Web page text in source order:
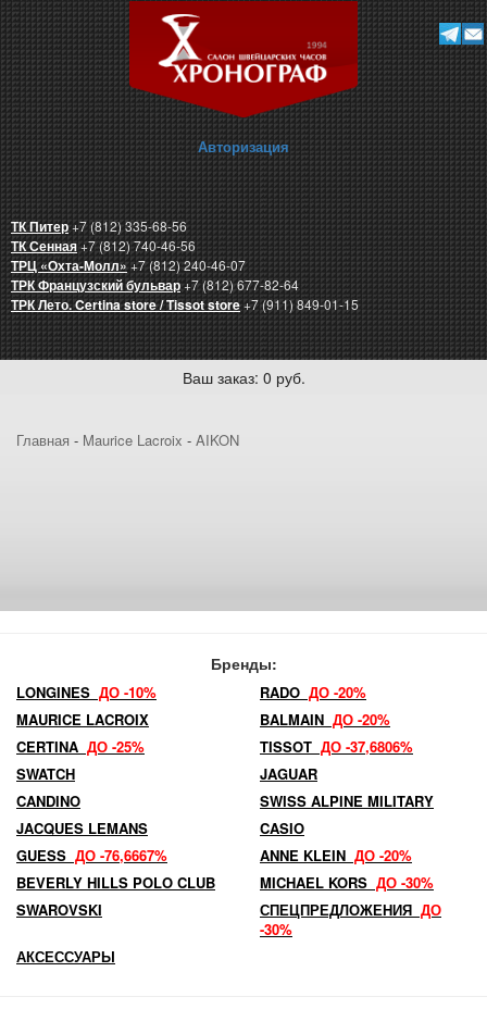
Авторизация
ТК Питер+7 (812) 335-68-56
ТК Сенная+7 (812) 740-46-56
ТРЦ «Охта-Молл»+7 (812) 240-46-07
ТРК Французский бульвар+7 (812) 677-82-64
ТРК Лето. Certina store / Tissot store+7 (911) 849-01-15
Ваш заказ: 0 руб.
Главная - Maurice Lacroix - AIKON
Бренды:
LONGINES ДО -10% RADO ДО -20%
MAURICE LACROIX
BALMAIN ДО -20%
CERTINA ДО -25% TISSOT ДО -37,6806%
SWATCH
JAGUAR
CANDINO
SWISS ALPINE MILITARY
JACQUES LEMANS
CASIO
GUESS ДО -76,6667% ANNE KLEIN ДО -20%
BEVERLY HILLS POLO CLUB
MICHAEL KORS ДО -30%
SWAROVSKI
СПЕЦПРЕДЛОЖЕНИЯ ДО
-30%
АКСЕССУАРЫ